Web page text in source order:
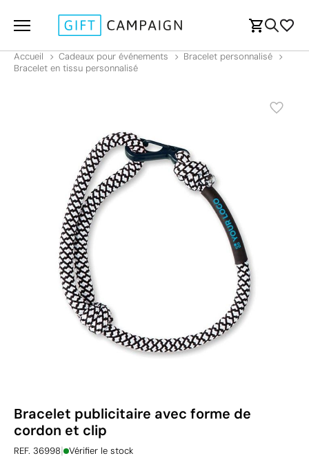
Accueil Cadeaux pour événements
Bracelet personnalisé
Bracelet en tissu personnalisé
Bracelet publicitaire avec forme de
cordon et clip
REF. 36998| Vérifier le stock